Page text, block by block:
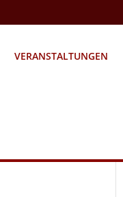
VERANSTALTUNGEN